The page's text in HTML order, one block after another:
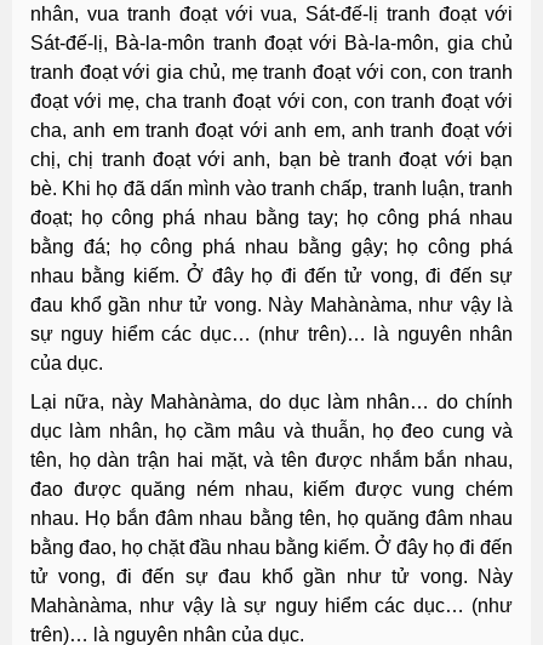
nhân, vua tranh đoạt với vua, Sát-đế-lị tranh đoạt với
Sát-đế-lị, Bà-la-môn tranh đoạt với Bà-la-môn, gia chủ
tranh đoạt với gia chủ, mẹ tranh đoạt với con, con tranh
đoạt với mẹ, cha tranh đoạt với con, con tranh đoạt với
cha, anh em tranh đoạt với anh em, anh tranh đoạt với
chị, chị tranh đoạt với anh, bạn bè tranh đoạt với bạn
bè. Khi họ đã dấn mình vào tranh chấp, tranh luận, tranh
đoạt; họ công phá nhau bằng tay; họ công phá nhau
bằng đá; họ công phá nhau bằng gậy; họ công phá
nhau bằng kiếm. Ở đây họ đi đến tử vong, đi đến sự
đau khổ gần như tử vong. Này Mahànàma, như vậy là
sự nguy hiểm các dục… (như trên)… là nguyên nhân
của dục.
Lại nữa, này Mahànàma, do dục làm nhân… do chính
dục làm nhân, họ cầm mâu và thuẫn, họ đeo cung và
tên, họ dàn trận hai mặt, và tên được nhắm bắn nhau,
đao được quăng ném nhau, kiếm được vung chém
nhau. Họ bắn đâm nhau bằng tên, họ quăng đâm nhau
bằng đao, họ chặt đầu nhau bằng kiếm. Ở đây họ đi đến
tử vong, đi đến sự đau khổ gần như tử vong. Này
Mahànàma, như vậy là sự nguy hiểm các dục… (như
trên)… là nguyên nhân của dục.